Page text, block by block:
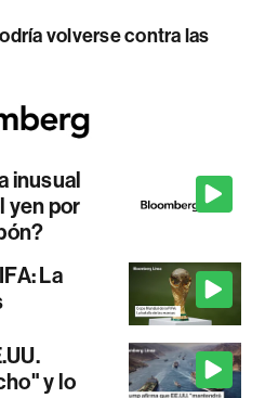
volverse contra las
inusual
yen por
La
y lo